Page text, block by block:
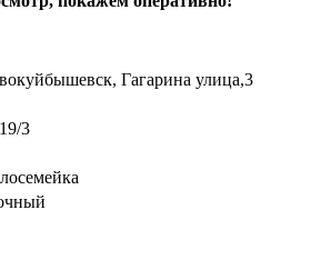
Гагарина улица,3
3